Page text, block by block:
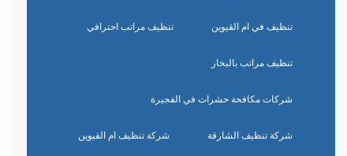
تنظيف في ام القيوين تنظيف مراتب احترافي
تنظيف مراتب بالبخار
شركات مكافحة حشرات في الفجيرة
شركة تنظيف الشارقة شركة تنظيف ام القيوين